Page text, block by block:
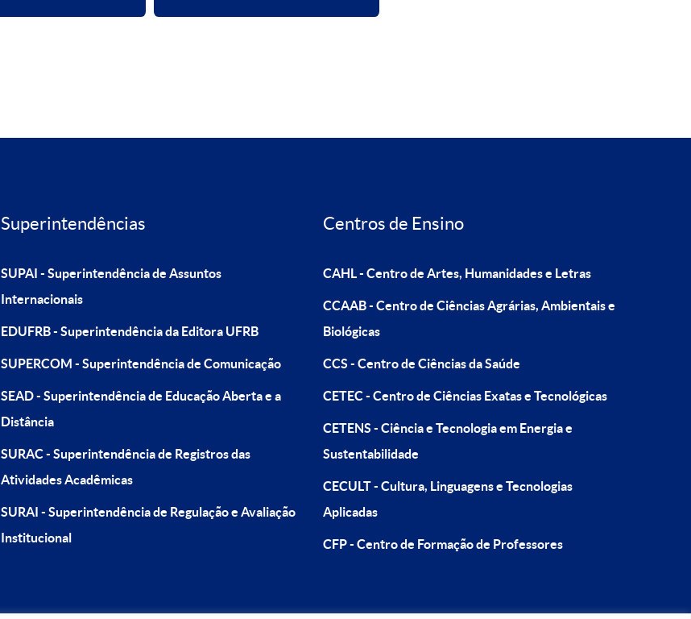
Superintendências
SUPAI - Superintendência de Assuntos
Internacionais
EDUFRB - Superintendência da Editora UFRB
SUPERCOM - Superintendência de Comunicação
SEAD - Superintendência de Educação Aberta e a
Distância
SURAC - Superintendência de Registros das
Atividades Acadêmicas
SURAI - Superintendência de Regulação e Avaliação
Institucional
Centros de Ensino
CAHL - Centro de Artes, Humanidades e Letras
CCAAB - Centro de Ciências Agrárias, Ambientais e
Biológicas
CCS - Centro de Ciências da Saúde
CETEC - Centro de Ciências Exatas e Tecnológicas
CETENS - Ciência e Tecnologia em Energia e
Sustentabilidade
CECULT - Cultura, Linguagens e Tecnologias
Aplicadas
CFP - Centro de Formação de Professores